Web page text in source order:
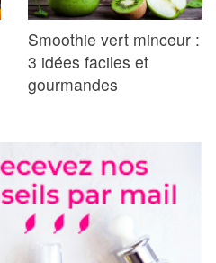
Smoothie vert minceur :
3 idées faciles et
gourmandes